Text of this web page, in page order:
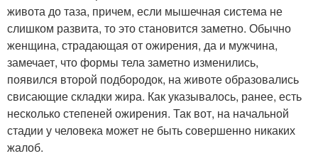
живота до таза, причем, если мышечная система не
слишком развита, то это становится заметно. Обычно
женщина, страдающая от ожирения, да и мужчина,
замечает, что формы тела заметно изменились,
появился второй подбородок, на животе образовались
свисающие складки жира. Как указывалось, ранее, есть
несколько степеней ожирения. Так вот, на начальной
стадии у человека может не быть совершенно никаких
жалоб.